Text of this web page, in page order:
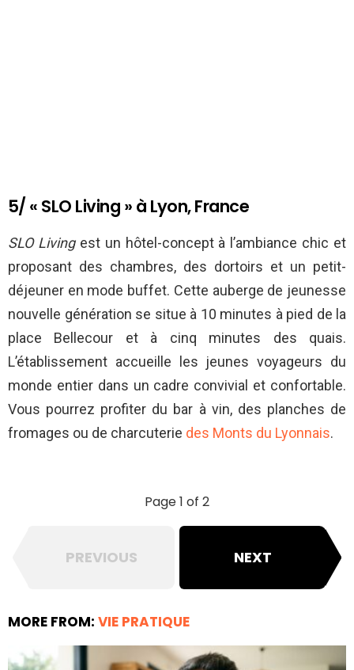
5/ « SLO Living » à Lyon, France
SLO Livingest un hôtel-concept à l’ambiance chic et
proposant des chambres, des dortoirs et un petit-
déjeuner en mode buffet. Cette auberge de jeunesse
nouvelle génération se situe à 10 minutes à pied de la
place Bellecour et à cinq minutes des quais.
L’établissement accueille les jeunes voyageurs du
monde entier dans un cadre convivial et confortable.
Vous pourrez profiter du bar à vin, des planches de
fromages ou de charcuterie des Monts du Lyonnais.
Page 1 of 2
PREVIOUS NEXT
MORE FROM: VIE PRATIQUE